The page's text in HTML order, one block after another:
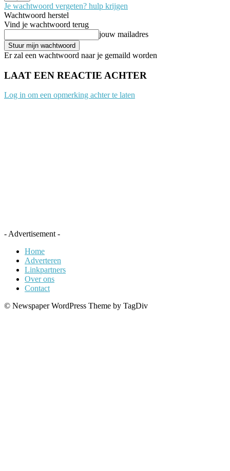
Je wachtwoord vergeten? hulp krijgen
Wachtwoord herstel
Vind je wachtwoord terug
jouw mailadres
Er zal een wachtwoord naar je gemaild worden
LAAT EEN REACTIE ACHTER
Log in om een opmerking achter te laten
- Advertisement -
Home
Adverteren
Linkpartners
Over ons
Contact
© Newspaper WordPress Theme by TagDiv